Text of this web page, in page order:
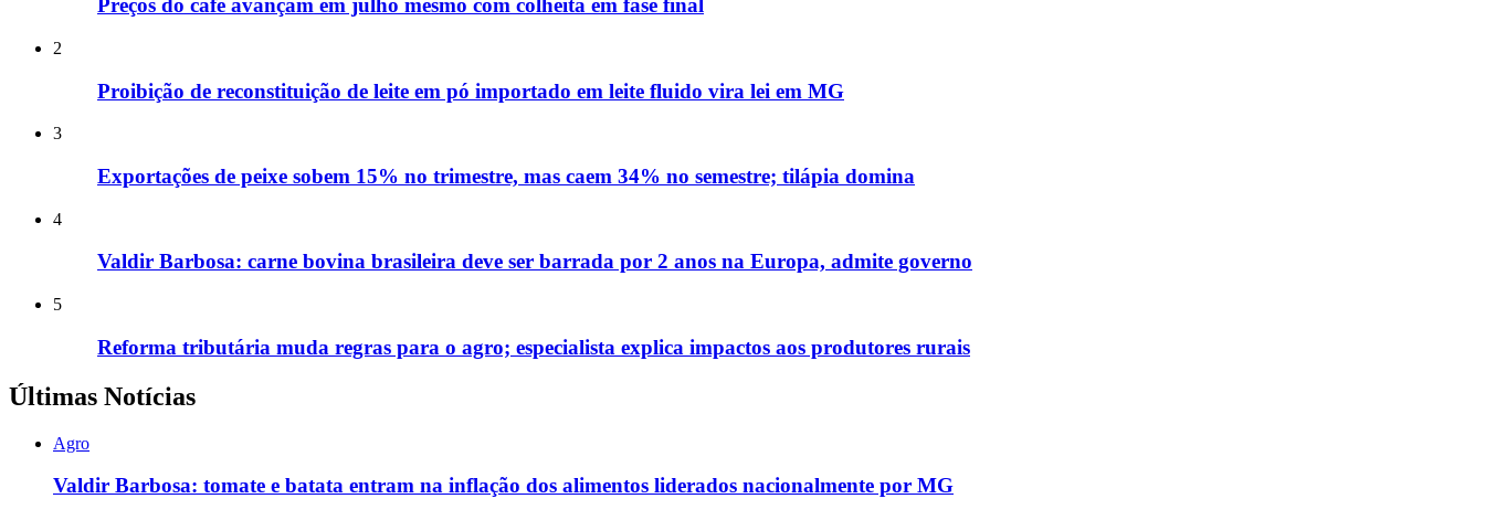
Preços do café avançam em julho mesmo com colheita em fase final
2
Proibição de reconstituição de leite em pó importado em leite fluido vira lei em MG
3
Exportações de peixe sobem 15% no trimestre, mas caem 34% no semestre; tilápia domina
4
Valdir Barbosa: carne bovina brasileira deve ser barrada por 2 anos na Europa, admite governo
5
Reforma tributária muda regras para o agro; especialista explica impactos aos produtores rurais
Últimas Notícias
Agro
Valdir Barbosa: tomate e batata entram na inflação dos alimentos liderados nacionalmente por MG